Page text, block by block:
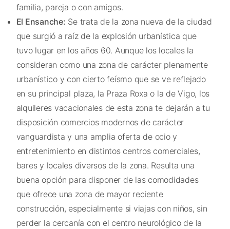
familia, pareja o con amigos.
El Ensanche: Se trata de la zona nueva de la ciudad
que surgió a raíz de la explosión urbanística que
tuvo lugar en los años 60. Aunque los locales la
consideran como una zona de carácter plenamente
urbanístico y con cierto feísmo que se ve reflejado
en su principal plaza, la Praza Roxa o la de Vigo, los
alquileres vacacionales de esta zona te dejarán a tu
disposición comercios modernos de carácter
vanguardista y una amplia oferta de ocio y
entretenimiento en distintos centros comerciales,
bares y locales diversos de la zona. Resulta una
buena opción para disponer de las comodidades
que ofrece una zona de mayor reciente
construcción, especialmente si viajas con niños, sin
perder la cercanía con el centro neurológico de la